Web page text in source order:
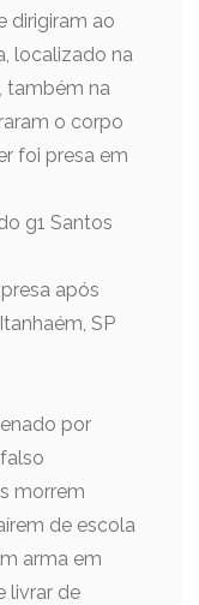
dirigiram ao
localizado na
também na
o corpo
foi presa em
g1 Santos
após
SP
por
morrem
de escola
arma em
livrar de